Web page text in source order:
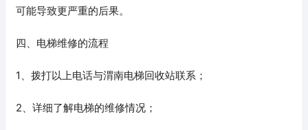
可能导致更严重的后果。
四、电梯维修的流程
1、拨打以上电话与渭南电梯回收站联系；
2、详细了解电梯的维修情况；